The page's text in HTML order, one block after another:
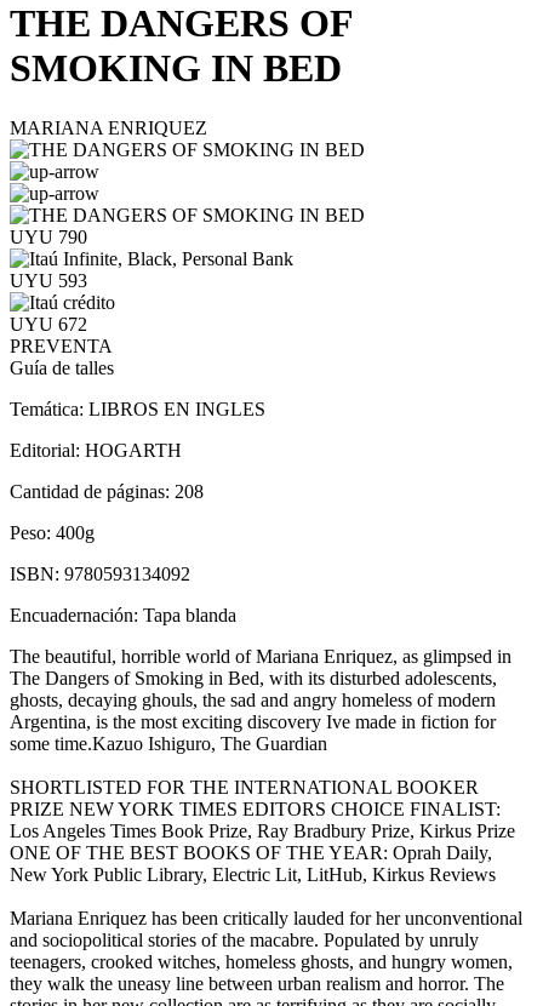
THE DANGERS OF
SMOKING IN BED
MARIANA ENRIQUEZ
UYU 790
UYU 593
UYU 672
PREVENTA
Guía de talles
Temática: LIBROS EN INGLES
Editorial: HOGARTH
Cantidad de páginas: 208
Peso: 400g
ISBN: 9780593134092
Encuadernación: Tapa blanda
The beautiful, horrible world of Mariana Enriquez, as glimpsed in
The Dangers of Smoking in Bed, with its disturbed adolescents,
ghosts, decaying ghouls, the sad and angry homeless of modern
Argentina, is the most exciting discovery Ive made in fiction for
some time.Kazuo Ishiguro, The Guardian
SHORTLISTED FOR THE INTERNATIONAL BOOKER
PRIZE NEW YORK TIMES EDITORS CHOICE FINALIST:
Los Angeles Times Book Prize, Ray Bradbury Prize, Kirkus Prize
ONE OF THE BEST BOOKS OF THE YEAR: Oprah Daily,
New York Public Library, Electric Lit, LitHub, Kirkus Reviews
Mariana Enriquez has been critically lauded for her unconventional
and sociopolitical stories of the macabre. Populated by unruly
teenagers, crooked witches, homeless ghosts, and hungry women,
they walk the uneasy line between urban realism and horror. The